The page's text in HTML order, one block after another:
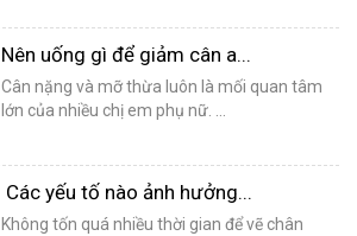
Nên uống gì để giảm cân a...
Cân nặng và mỡ thừa luôn là mối quan tâm
lớn của nhiều chị em phụ nữ. ...
Các yếu tố nào ảnh hưởng...
Không tốn quá nhiều thời gian để vẽ chân